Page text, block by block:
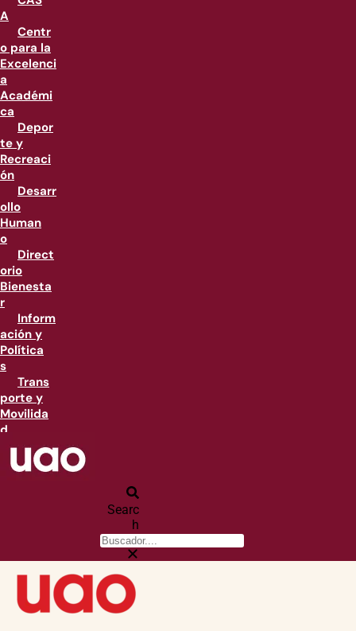
A
Centr
o para la
Excelenci
a
Académi
ca
Depor
te y
Recreaci
ón
Desarr
ollo
Human
o
Direct
orio
Bienesta
r
Inform
ación y
Política
s
Trans
porte y
Movilida
d
Searc
h